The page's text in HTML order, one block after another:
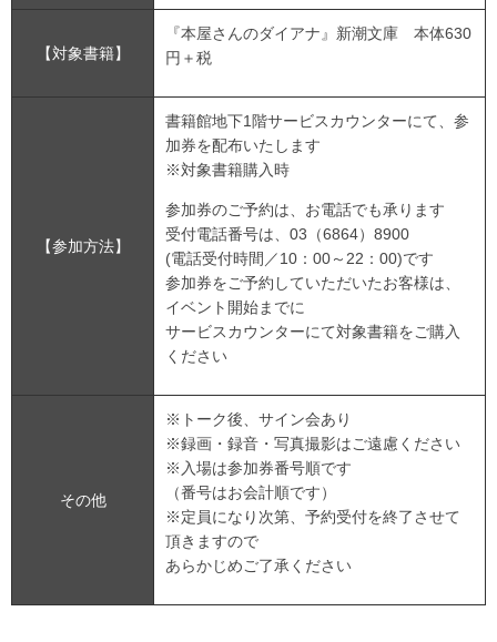
【対象書籍】
『本屋さんのダイアナ』新潮文庫 本体630
円＋税
【参加方法】
書籍館地下1階サービスカウンターにて、参
加券を配布いたします
※対象書籍購入時
参加券のご予約は、お電話でも承ります
受付電話番号は、03（6864）8900
(電話受付時間／10：00～22：00)です
参加券をご予約していただいたお客様は、
イベント開始までに
サービスカウンターにて対象書籍をご購入
ください
その他
※トーク後、サイン会あり
※録画・録音・写真撮影はご遠慮ください
※入場は参加券番号順です
（番号はお会計順です）
※定員になり次第、予約受付を終了させて
頂きますので
あらかじめご了承ください